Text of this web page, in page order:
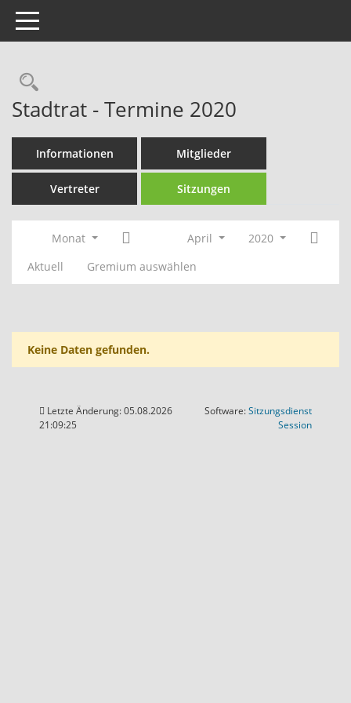
Toggle navigation
Rechercheauswahl
Stadtrat - Termine 2020
Informationen Mitglieder
Vertreter Sitzungen
Monat April
2020
Aktuell
Gremium auswählen
Keine Daten gefunden.
Letzte Änderung: 05.08.2026
21:09:25
Software:Sitzungsdienst
Session(Wird in